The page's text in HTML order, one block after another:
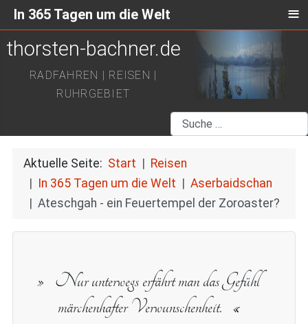
thorsten-bachner.de
RADFAHREN | REISEN |
RUHRGEBIET
Suchen
Aktuelle Seite: Start
Reisen
In 365 Tagen um die Welt
Aserbaidschan
Ateschgah - ein Feuertempel der Zoroaster?
Nur unterwegs erfährt man das Gefühl
märchenhafter Verwunschenheit.
In 365 Tagen um die Welt ≡